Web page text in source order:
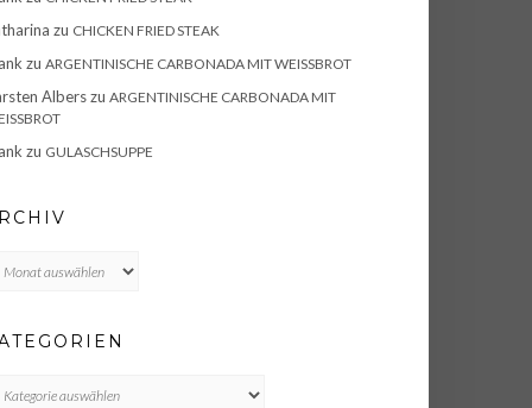
zu CHICKEN FRIED STEAK
zu ARGENTINISCHE CARBONADA MIT WEISSBROT
Alberszu ARGENTINISCHE CARBONADA MIT
zu GULASCHSUPPE